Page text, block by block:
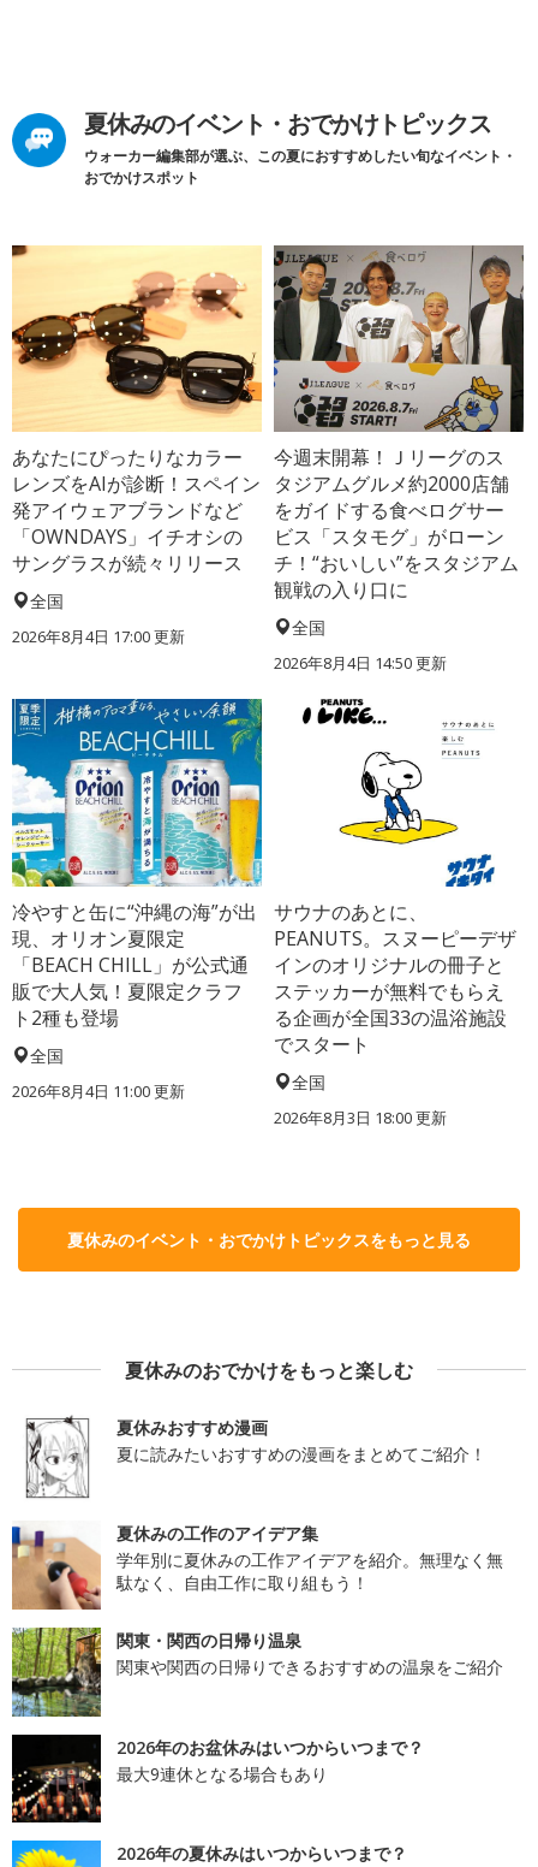
夏休みのイベント・おでかけトピックス
ウォーカー編集部が選ぶ、この夏におすすめしたい旬なイベント・
おでかけスポット
あなたにぴったりなカラー
レンズをAIが診断！スペイン
発アイウェアブランドなど
「OWNDAYS」イチオシの
サングラスが続々リリース
全国
2026年8月4日 17:00更新
今週末開幕！Ｊリーグのス
タジアムグルメ約2000店舗
をガイドする食べログサー
ビス「スタモグ」がローン
チ！“おいしい”をスタジアム
観戦の入り口に
全国
2026年8月4日 14:50更新
冷やすと缶に“沖縄の海”が出
現、オリオン夏限定
「BEACH CHILL」が公式通
販で大人気！夏限定クラフ
ト2種も登場
全国
2026年8月4日 11:00更新
サウナのあとに、
PEANUTS。スヌーピーデザ
インのオリジナルの冊子と
ステッカーが無料でもらえ
る企画が全国33の温浴施設
でスタート
全国
2026年8月3日 18:00更新
夏休みのイベント・おでかけトピックスをもっと見る
夏休みのおでかけをもっと楽しむ
夏休みおすすめ漫画
夏に読みたいおすすめの漫画をまとめてご紹介！
夏休みの工作のアイデア集
学年別に夏休みの工作アイデアを紹介。無理なく無
駄なく、自由工作に取り組もう！
関東・関西の日帰り温泉
関東や関西の日帰りできるおすすめの温泉をご紹介
2026年のお盆休みはいつからいつまで？
最大9連休となる場合もあり
2026年の夏休みはいつからいつまで？